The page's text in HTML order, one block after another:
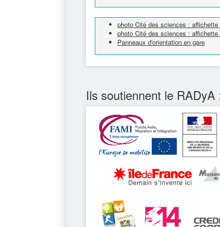
photo Cité des sciences :
photo Cité des sciences :
Panneaux d'orientation en gare
Ils soutiennent le RADyA